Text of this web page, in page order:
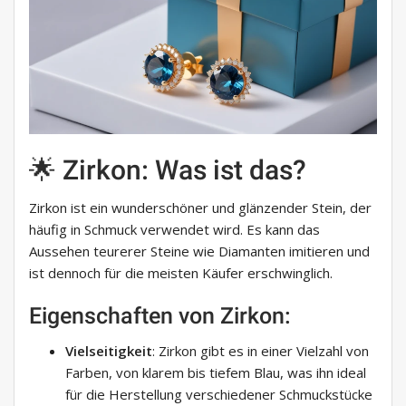
🌟 Zirkon: Was ist das?
Zirkon ist ein wunderschöner und glänzender Stein, der
häufig in Schmuck verwendet wird. Es kann das
Aussehen teurerer Steine ​​wie Diamanten imitieren und
ist dennoch für die meisten Käufer erschwinglich.
Eigenschaften von Zirkon:
Vielseitigkeit: Zirkon gibt es in einer Vielzahl von
Farben, von klarem bis tiefem Blau, was ihn ideal
für die Herstellung verschiedener Schmuckstücke